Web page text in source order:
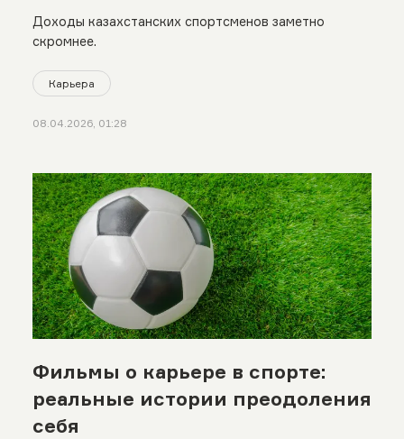
победы
Доходы казахстанских спортсменов заметно
скромнее.
Карьера
08.04.2026, 01:28
Фильмы о карьере в спорте:
реальные истории преодоления
себя